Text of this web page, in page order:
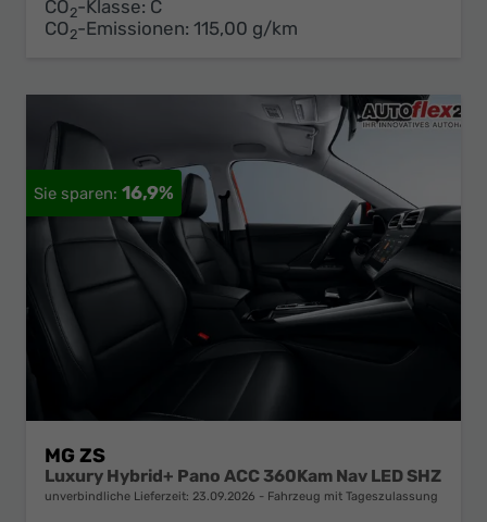
CO2-Klasse: C
CO2-Emissionen: 115,00 g/km
16,9%
MG ZS
Luxury Hybrid+ Pano ACC 360Kam Nav LED SHZ
unverbindliche Lieferzeit: 23.09.2026 Fahrzeug mit Tageszulassung